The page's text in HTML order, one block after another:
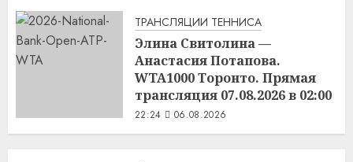
ТРАНСЛЯЦИИ ТЕННИСА
Элина Свитолина —
Анастасия Потапова.
WTA1000 Торонто. Прямая
трансляция 07.08.2026 в 02:00
22:24 06.08.2026